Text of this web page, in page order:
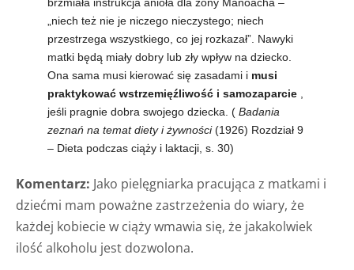
„niech też nie je niczego nieczystego; niech
przestrzega wszystkiego, co jej rozkazał”. Nawyki
matki będą miały dobry lub zły wpływ na dziecko.
Ona sama musi kierować się zasadami i musi
praktykować wstrzemięźliwość i samozaparcie
jeśli pragnie dobra swojego dziecka. ( Badania
zeznań na temat diety i żywności(1926) Rozdział 9
– Dieta podczas ciąży i laktacji, s. 30)
Komentarz: Jako pielęgniarka pracująca z matkami i
dziećmi mam poważne zastrzeżenia do wiary, że
każdej kobiecie w ciąży wmawia się, że jakakolwiek
ilość alkoholu jest dozwolona.